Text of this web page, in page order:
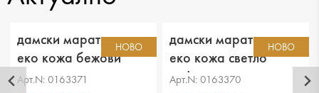
НОВО
дамски маратонки
еко кожа бежови
Арт.N: 0163371
НОВО
дамски маратонки
еко кожа светло
кафяви
Арт.N: 0163370